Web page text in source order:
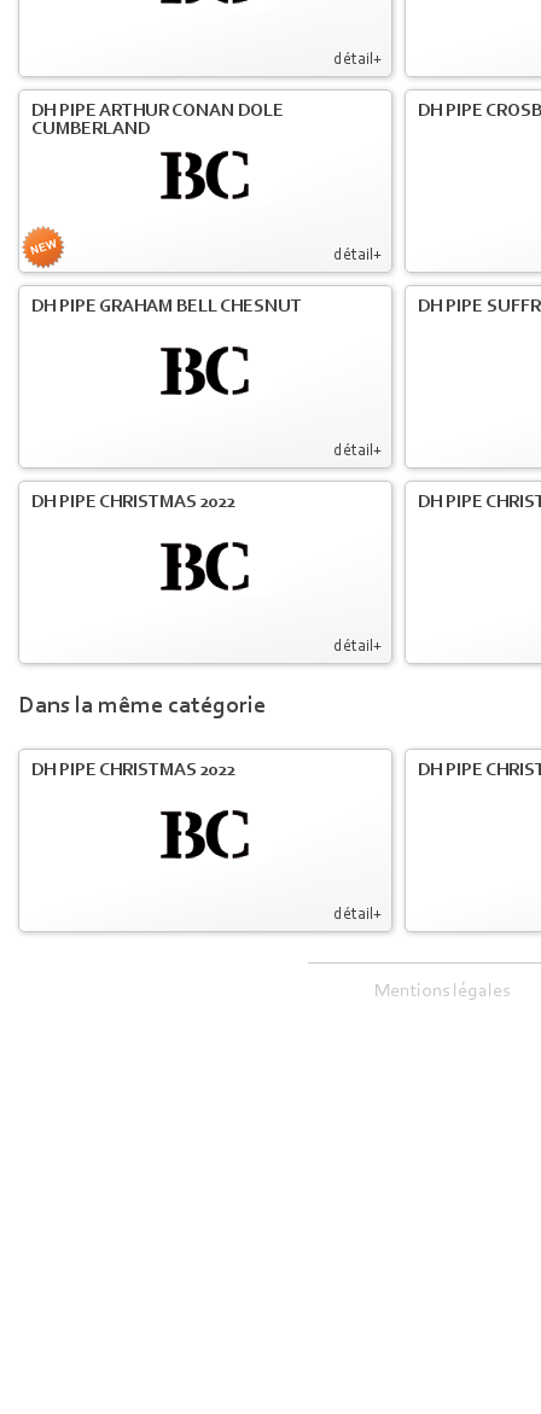
détail+
détail+
DH PIPE ARTHUR CONAN DOLE
CUMBERLAND
DH PIPE
détail+
DH PIPE GRAHAM BELL CHESNUT DH PIPE
détail+
DH PIPE CHRISTMAS 2022 DH PIPE
Dans la même catégorie
détail+
DH PIPE CHRISTMAS 2022 DH PIPE
Mentions légales